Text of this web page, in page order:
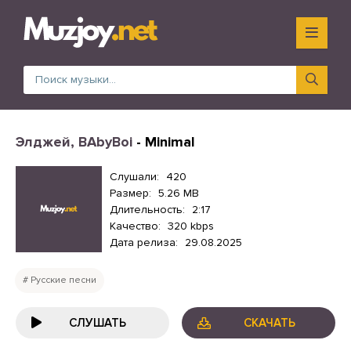
Элджей, BAbyBoi - Minimal
Слушали:
420
Размер: 5.26 MB
Длительность:
2:17
Качество: 320 kbps
Дата релиза:
29.08.2025
Русские песни
СЛУШАТЬ СКАЧАТЬ